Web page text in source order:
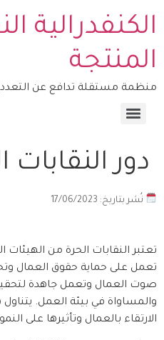
الكنفدرالية
المنتجة
منظمة مستقلة تدافع عن التعددية
دور النقابات
نُشر بتاريخ: 17/06/2023
تعتبر النقابات الحرة من
تعمل على حماية حقوق العمال
صوت العمال وتعمل جاهدة لتحقيق
والمساواة في بيئة العمل. يتناول
الارتقاء بالعمال وتأثيرها على